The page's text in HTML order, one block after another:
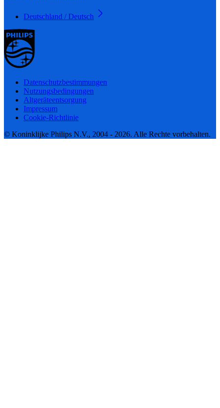
Deutschland / Deutsch
Datenschutzbestimmungen
Nutzungsbedingungen
Altgeräteentsorgung
Impressum
Cookie-Richtlinie
© Koninklijke Philips N.V., 2004 - 2026. Alle Rechte vorbehalten.